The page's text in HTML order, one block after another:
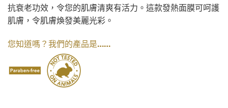
抗衰老功效，令您的肌膚清爽有活力。這款發熱面膜可呵護
肌膚，令肌膚煥發美麗光彩。
您知道嗎？ 我們的產品是……